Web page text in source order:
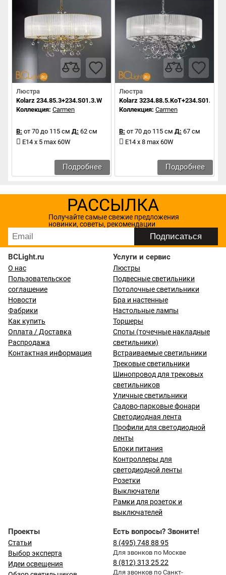
Люстра
Kolarz 234.85.3+234.S01.3.W
Коллекция: Carmen
В: от 70 до 115 см Д: 62 см
E14 x 5 max 60W
Подробнее
Люстра
Kolarz 3234.88.5.KoT+234.S01.5.W
Коллекция: Carmen
В: от 70 до 115 см Д: 67 см
E14 x 8 max 60W
Подробнее
РАССЫЛКА
Получайте самые свежие предложения
новинки, советы, рекомендации
BCLight.ru
О нас
Пользовательское
соглашение
Новости
Фабрики
Как купить
Оплата / Доставка
Распродажа
Контактная информация
Услуги и сервис
Люстры
Подвесные светильники
Потолочные светильники
Бра и настенные
Настольные лампы
Торшеры
Споты (точечные накладные
светильники)
Встраиваемые светильники
Трековые светильники
Шинопровод для трековых
светильников
Уличные светильники
Садово-парковые фонари
Светодиодная лента
Профили для светодиодной
ленты
Блоки питания
Контроллеры для
светодиодной ленты
Розетки
Выключатели
Рамки для розеток и
выключателей
Проекты
Статьи
Выбор эксперта
Идеи освещения
Есть вопросы? Звоните!
8 (495) 748 88 95
Для звонков по Москве
8 (812) 313 25 22
Для звонков по Санкт-